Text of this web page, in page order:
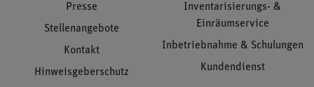
Presse
Stellenangebote
Kontakt
Hinweisgeberschutz
Inventarisierungs- &
Einräumservice
Inbetriebnahme & Schulungen
Kundendienst